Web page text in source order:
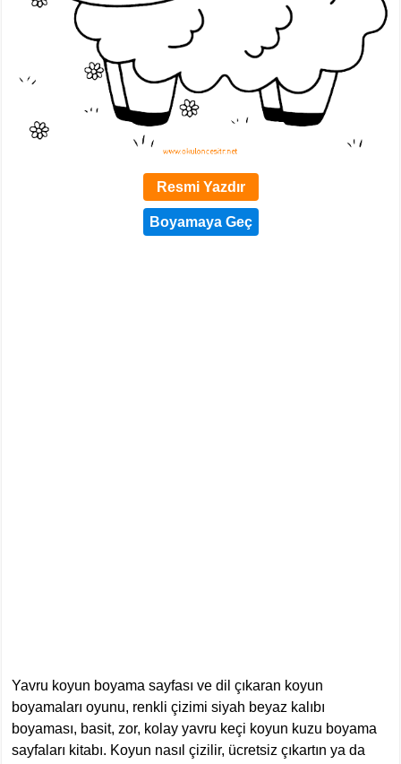
Resmi Yazdır
Yavru koyun boyama sayfası ve dil çıkaran koyun
boyamaları oyunu, renkli çizimi siyah beyaz kalıbı
boyaması, basit, zor, kolay yavru keçi koyun kuzu boyama
sayfaları kitabı. Koyun nasıl çizilir, ücretsiz çıkartın ya da